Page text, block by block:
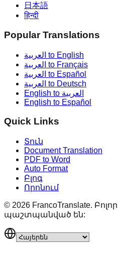
日本語
हिन्दी
Popular Translations
العربية to English
العربية to Français
العربية to Español
العربية to Deutsch
English to العربية
English to Español
Quick Links
Տուն
Document Translation
PDF to Word
Auto Format
Բլոգ
Որոնում
© 2026 FrancoTranslate.
պաշտպանված են: